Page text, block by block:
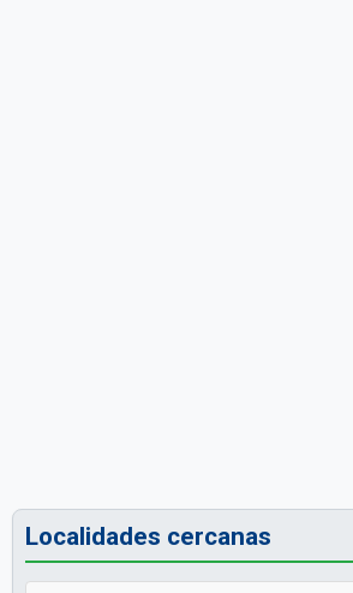
Localidades cercanas